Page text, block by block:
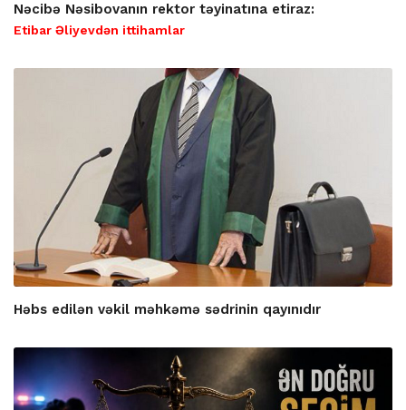
Nəcibə Nəsibovanın rektor təyinatına etiraz:
Etibar Əliyevdən ittihamlar
Həbs edilən vəkil məhkəmə sədrinin qayınıdır